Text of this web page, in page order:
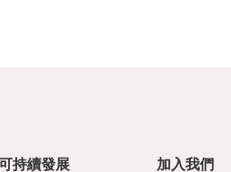
持續發展 加入我們